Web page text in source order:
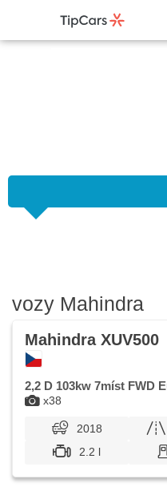
vozy Mahindra
x38
Mahindra XUV500
2,2 D 103kw 7míst FWD
2018
2.2 l